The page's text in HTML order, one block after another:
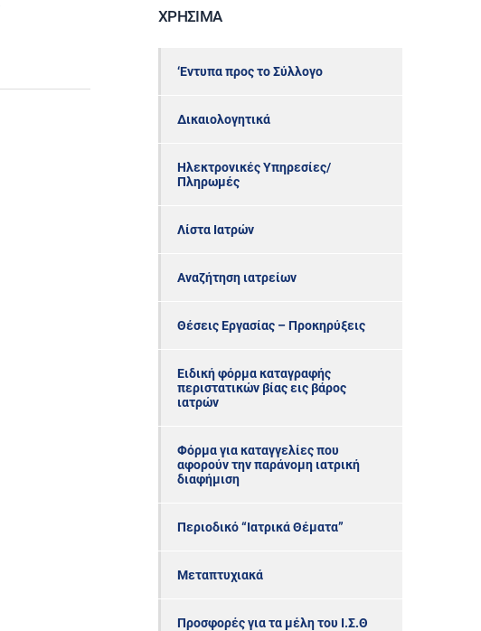
ΧΡΉΣΙΜΑ
‘Εντυπα προς το Σύλλογο
Δικαιολογητικά
Ηλεκτρονικές Υπηρεσίες/
Πληρωμές
Λίστα Ιατρών
Αναζήτηση ιατρείων
Θέσεις Εργασίας – Προκηρύξεις
Ειδική φόρμα καταγραφής
περιστατικών βίας εις βάρος
ιατρών
Φόρμα για καταγγελίες που
αφορούν την παράνομη ιατρική
διαφήμιση
Περιοδικό “Ιατρικά Θέματα”
Μεταπτυχιακά
Προσφορές για τα μέλη του Ι.Σ.Θ